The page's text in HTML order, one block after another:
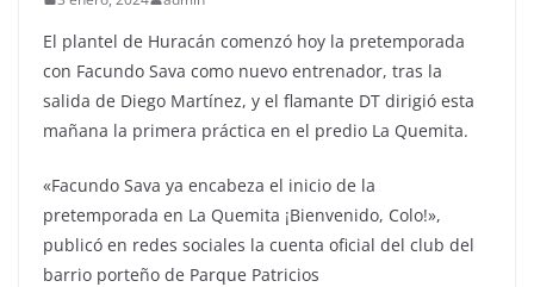
El plantel de Huracán comenzó hoy la pretemporada
con Facundo Sava como nuevo entrenador, tras la
salida de Diego Martínez, y el flamante DT dirigió esta
mañana la primera práctica en el predio La Quemita.
«Facundo Sava ya encabeza el inicio de la
pretemporada en La Quemita ¡Bienvenido, Colo!»,
publicó en redes sociales la cuenta oficial del club del
barrio porteño de Parque Patricios